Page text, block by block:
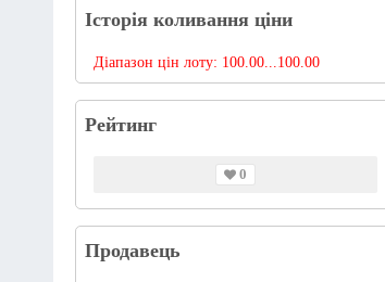
Історія коливання ціни
Діапазон цін лоту: 100.00...100.00
Рейтинг
0
Продавець